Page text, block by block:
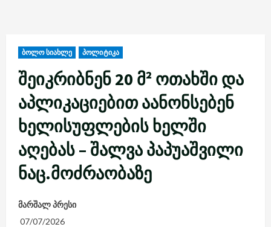
ბოლო სიახლე პოლიტიკა
შეიკრიბნენ 20 მ² ოთახში და
აპლიკაციებით აანონსებენ
ხელისუფლების ხელში
აღებას – შალვა პაპუაშვილი
ნაც.მოძრაობაზე
მარშალ პრესი
07/07/2026